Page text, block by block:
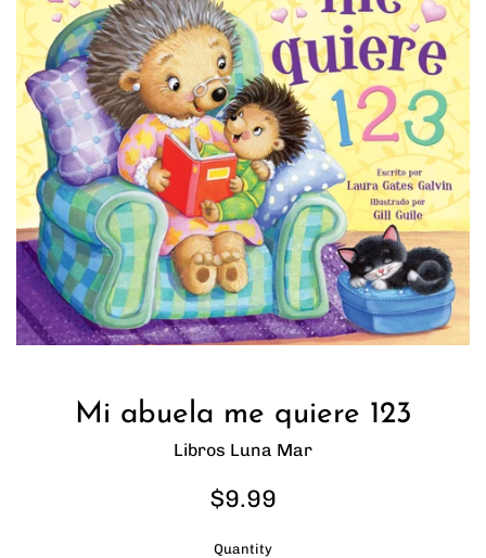
Mi abuela me quiere 123
Libros Luna Mar
Regular
$9.99
Quantity